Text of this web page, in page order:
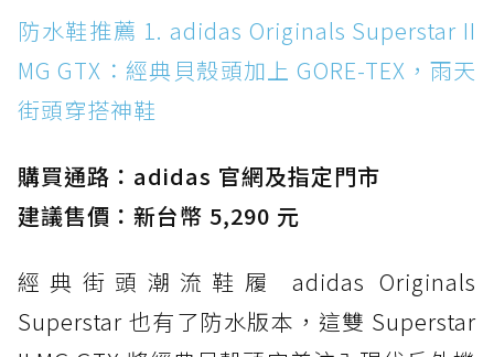
防水鞋推薦 1. adidas Originals Superstar II
MG GTX：經典貝殼頭加上 GORE-TEX，雨天街
頭穿搭神鞋
防水鞋推薦 2. New Balance Hierro v9 GORE-
防水鞋推薦 3. Nike Dunk Low GORE-TEX：
經典 Dunk 輪廓加上防水科技，雨天穿搭帥度不
打折
防水鞋推薦 4. ASICS TRABUCO 14 GTX：搭
載 GORE-TEX 隱形貼合科技，全方位防水神鞋
防水鞋推薦 5. Salomon XT-6 GORE-TEX：潮
防水鞋推薦 1. adidas Originals Superstar II
MG GTX：經典貝殼頭加上 GORE-TEX，雨天
街頭穿搭神鞋
購買通路：adidas 官網及指定門市
建議售價：新台幣 5,290 元
經典街頭潮流鞋履 adidas Originals
Superstar 也有了防水版本，這雙 Superstar